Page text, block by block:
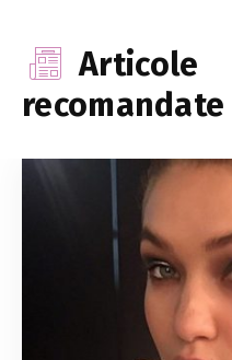
Articole
recomandate